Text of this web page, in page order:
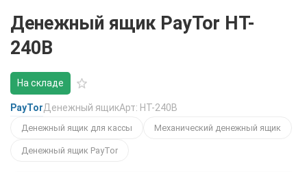
Денежный ящик PayTor HT-
240B
На складе
PayTorДенежный ящикАрт: HT-240B
Денежный ящик для кассы Механический денежный ящик
Денежный ящик PayTor